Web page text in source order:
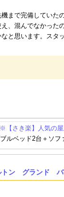
まで完備してい
、混んでなかった
と思います。スタ
【さき楽】人気の
ルベッド2台＋ソフ
ン グランド バ